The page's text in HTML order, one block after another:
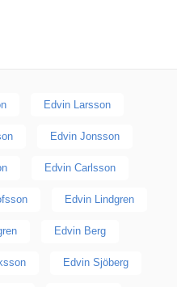
Edvin Larsson
Edvin Jonsson
Edvin Carlsson
Edvin Lindgren
Edvin Berg
Edvin Sjöberg